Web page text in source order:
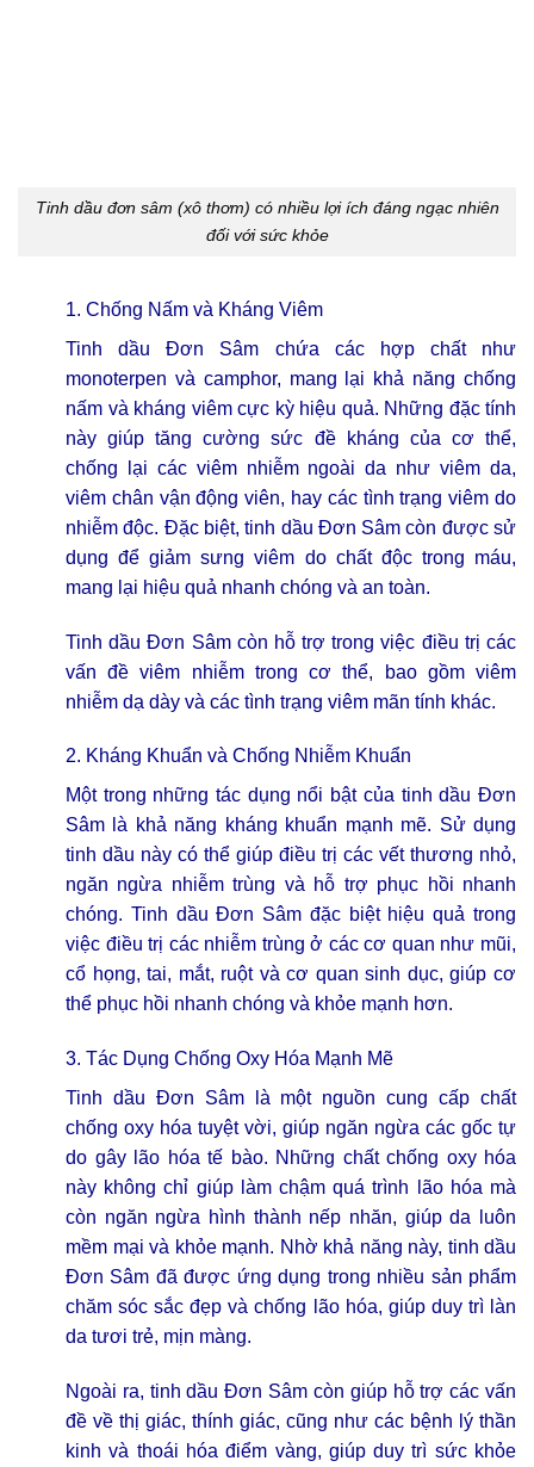
Tinh dầu đơn sâm (xô thơm) có nhiều lợi ích đáng ngạc nhiên
đối với sức khỏe
1. Chống Nấm và Kháng Viêm
Tinh dầu Đơn Sâm chứa các hợp chất như
monoterpen và camphor, mang lại khả năng chống
nấm và kháng viêm cực kỳ hiệu quả. Những đặc tính
này giúp tăng cường sức đề kháng của cơ thể,
chống lại các viêm nhiễm ngoài da như viêm da,
viêm chân vận động viên, hay các tình trạng viêm do
nhiễm độc. Đặc biệt, tinh dầu Đơn Sâm còn được sử
dụng để giảm sưng viêm do chất độc trong máu,
mang lại hiệu quả nhanh chóng và an toàn.
Tinh dầu Đơn Sâm còn hỗ trợ trong việc điều trị các
vấn đề viêm nhiễm trong cơ thể, bao gồm viêm
nhiễm dạ dày và các tình trạng viêm mãn tính khác.
2. Kháng Khuẩn và Chống Nhiễm Khuẩn
Một trong những tác dụng nổi bật của tinh dầu Đơn
Sâm là khả năng kháng khuẩn mạnh mẽ. Sử dụng
tinh dầu này có thể giúp điều trị các vết thương nhỏ,
ngăn ngừa nhiễm trùng và hỗ trợ phục hồi nhanh
chóng. Tinh dầu Đơn Sâm đặc biệt hiệu quả trong
việc điều trị các nhiễm trùng ở các cơ quan như mũi,
cổ họng, tai, mắt, ruột và cơ quan sinh dục, giúp cơ
thể phục hồi nhanh chóng và khỏe mạnh hơn.
3. Tác Dụng Chống Oxy Hóa Mạnh Mẽ
Tinh dầu Đơn Sâm là một nguồn cung cấp chất
chống oxy hóa tuyệt vời, giúp ngăn ngừa các gốc tự
do gây lão hóa tế bào. Những chất chống oxy hóa
này không chỉ giúp làm chậm quá trình lão hóa mà
còn ngăn ngừa hình thành nếp nhăn, giúp da luôn
mềm mại và khỏe mạnh. Nhờ khả năng này, tinh dầu
Đơn Sâm đã được ứng dụng trong nhiều sản phẩm
chăm sóc sắc đẹp và chống lão hóa, giúp duy trì làn
da tươi trẻ, mịn màng.
Ngoài ra, tinh dầu Đơn Sâm còn giúp hỗ trợ các vấn
đề về thị giác, thính giác, cũng như các bệnh lý thần
kinh và thoái hóa điểm vàng, giúp duy trì sức khỏe